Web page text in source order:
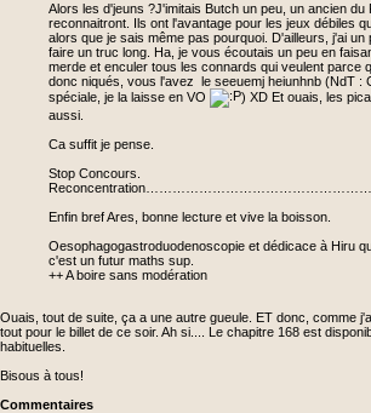
Alors les d'jeuns ?J'imitais Butch un peu, un ancien du
reconnaitront. Ils ont l'avantage pour les jeux débiles
alors que je sais même pas pourquoi. D'ailleurs, j'ai un
faire un truc long. Ha, je vous écoutais un peu en
merde et enculer tous les connards qui veulent parce
donc niqués, vous l'avez le seeuemj heiunhnb (NdT :
spéciale, je la laisse en VO
) XD Et ouais, les
aussi.
Ca suffit je pense.
Stop Concours.
Reconcentration……………………………………………
Enfin bref Ares, bonne lecture et vive la boisson.
Oesophagogastroduodenoscopie et dédicace à Hiru
c'est un futur maths sup.
++ A boire sans modération
Ouais, tout de suite, ça a une autre gueule. ET donc, comme
tout pour le billet de ce soir. Ah si.... Le chapitre 168 est
habituelles.
Bisous à tous!
Commentaires